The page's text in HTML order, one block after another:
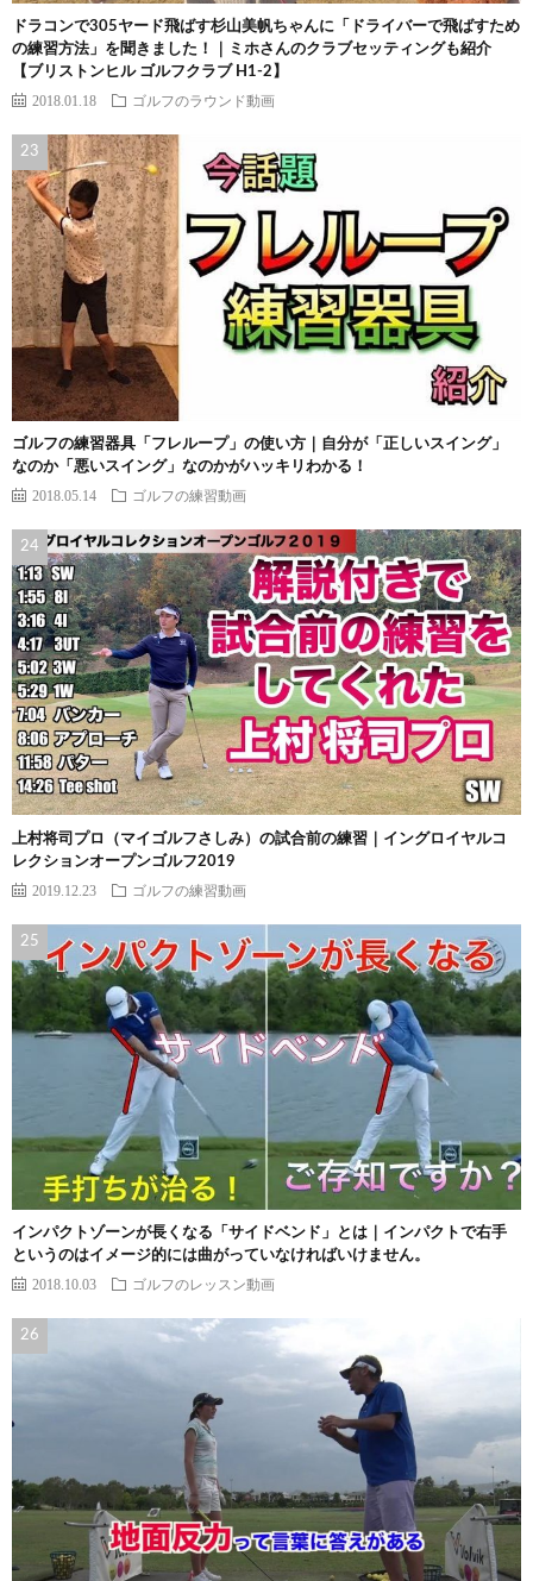
ドラコンで305ヤード飛ばす杉山美帆ちゃんに「ドライバーで飛ばすため
の練習方法」を聞きました！｜ミホさんのクラブセッティングも紹介
【ブリストンヒル ゴルフクラブ H1-2】
2018.01.18 ゴルフのラウンド動画
ゴルフの練習器具「フレループ」の使い方｜自分が「正しいスイング」
なのか「悪いスイング」なのかがハッキリわかる！
2018.05.14 ゴルフの練習動画
上村将司プロ（マイゴルフさしみ）の試合前の練習｜イングロイヤルコ
レクションオープンゴルフ2019
2019.12.23 ゴルフの練習動画
インパクトゾーンが長くなる「サイドベンド」とは｜インパクトで右手
というのはイメージ的には曲がっていなければいけません。
2018.10.03 ゴルフのレッスン動画